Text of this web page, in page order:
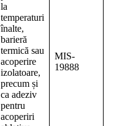
la
temperaturi
înalte,
barieră
termică sau
acoperire
izolatoare,
precum și
ca adeziv
pentru
acoperiri
MIS-
19888